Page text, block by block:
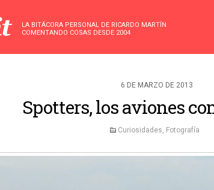
LA BITÁCORA PERSONAL DE RICARDO MARTÍN
COMENTANDO COSAS DESDE 2004
6 DE MARZO DE 2013
Spotters, los aviones
Curiosidades, Fotografía